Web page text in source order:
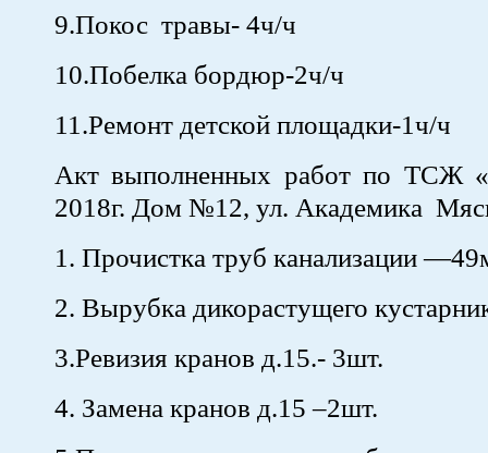
9.Покос травы- 4ч/ч
10.Побелка бордюр-2ч/ч
11.Ремонт детской площадки-1ч/ч
Акт выполненных работ по ТСЖ
2018г. Дом №12, ул. Академика
1. Прочистка труб канализации
2. Вырубка дикорастущего
3.Ревизия кранов д.15.- 3шт.
4. Замена кранов д.15 –2шт.